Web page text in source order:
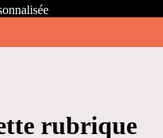
rubrique